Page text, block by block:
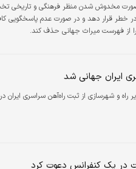
مخدوش شدن منظر فرهنگی و تاریخی تخت
خطر قرار دهد و در صورت عدم پاسخگویی
از فهرست میراث جهانی حذف کند.
ایران جهانی شد
راه و شهرسازی از ثبت راه‌آهن سراسری
در یک کنفرانس دعوت کرد